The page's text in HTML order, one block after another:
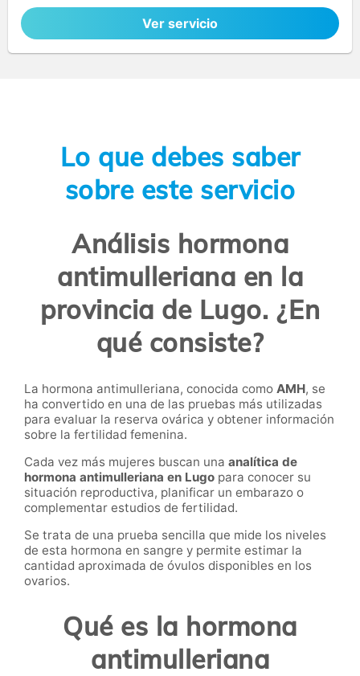
Ver servicio
Lo que debes saber
sobre este servicio
Análisis hormona
antimulleriana en la
provincia de Lugo. ¿En
qué consiste?
La hormona antimulleriana, conocida como AMH, se
ha convertido en una de las pruebas más utilizadas
para evaluar la reserva ovárica y obtener información
sobre la fertilidad femenina.
Cada vez más mujeres buscan una analítica de
hormona antimulleriana en Lugo para conocer su
situación reproductiva, planificar un embarazo o
complementar estudios de fertilidad.
Se trata de una prueba sencilla que mide los niveles
de esta hormona en sangre y permite estimar la
cantidad aproximada de óvulos disponibles en los
ovarios.
Qué es la hormona
antimulleriana